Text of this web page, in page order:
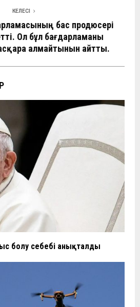
КЕЛЕСІ
бас продюсері
Ол бұл бағдарламаны
алмайтынын айтты.
болу себебі анықталды